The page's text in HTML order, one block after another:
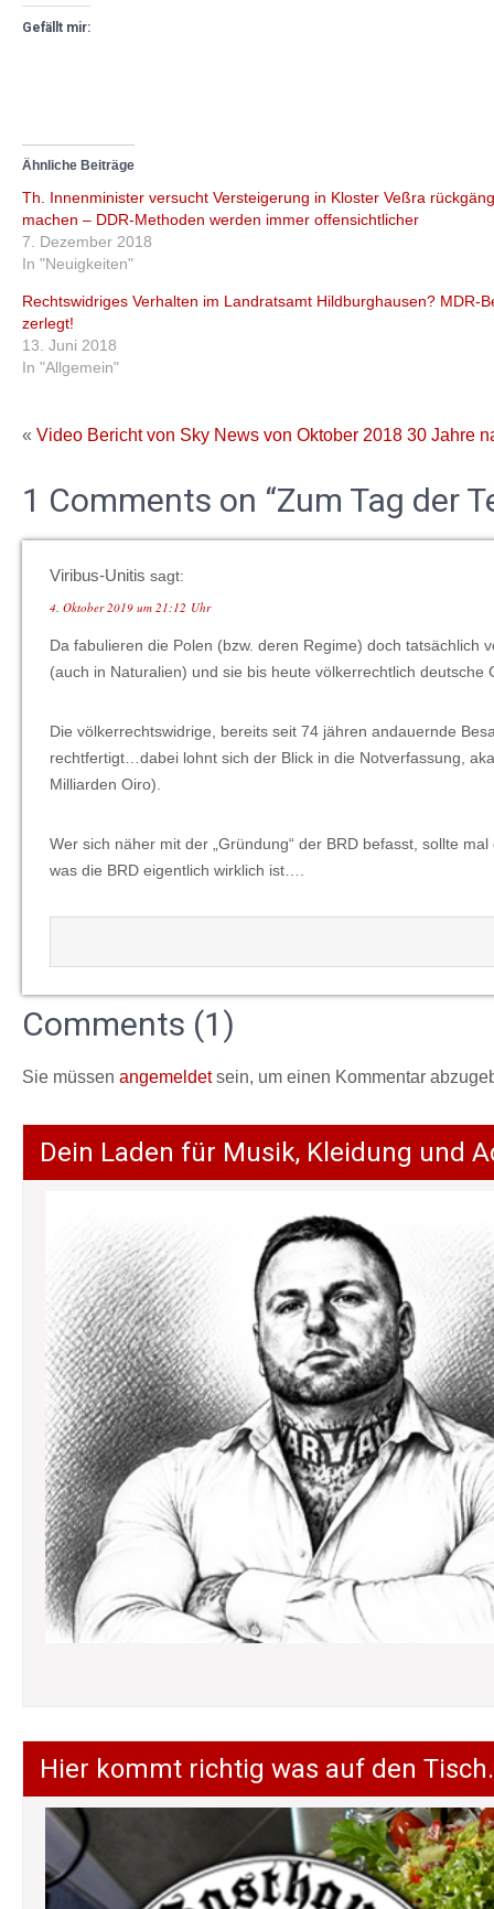
Gefällt mir:
Ähnliche Beiträge
Th. Innenminister versucht Versteigerung in Kloster Veßra
machen – DDR-Methoden werden immer offensichtlicher
7. Dezember 2018
In "Neuigkeiten"
Rechtswidriges Verhalten im Landratsamt Hildburghausen? MDR-
zerlegt!
13. Juni 2018
In "Allgemein"
« Video Bericht von Sky News von Oktober 2018 30 Jahre
1 Comments on “Zum Tag der
Viribus-Unitis sagt:
4. Oktober 2019 um 21:12 Uhr
Da fabulieren die Polen (bzw. deren Regime) doch
(auch in Naturalien) und sie bis heute völkerrechtlich
Die völkerrechtswidrige, bereits seit 74 jähren andauernde
rechtfertigt…dabei lohnt sich der Blick in die Notverfassung,
Milliarden Oiro).
Wer sich näher mit der „Gründung“ der BRD befasst, sollte
was die BRD eigentlich wirklich ist….
Comments (1)
Sie müssen angemeldetsein, um einen Kommentar
Dein Laden für Musik, Kleidung und
Hier kommt richtig was auf den Tisch.